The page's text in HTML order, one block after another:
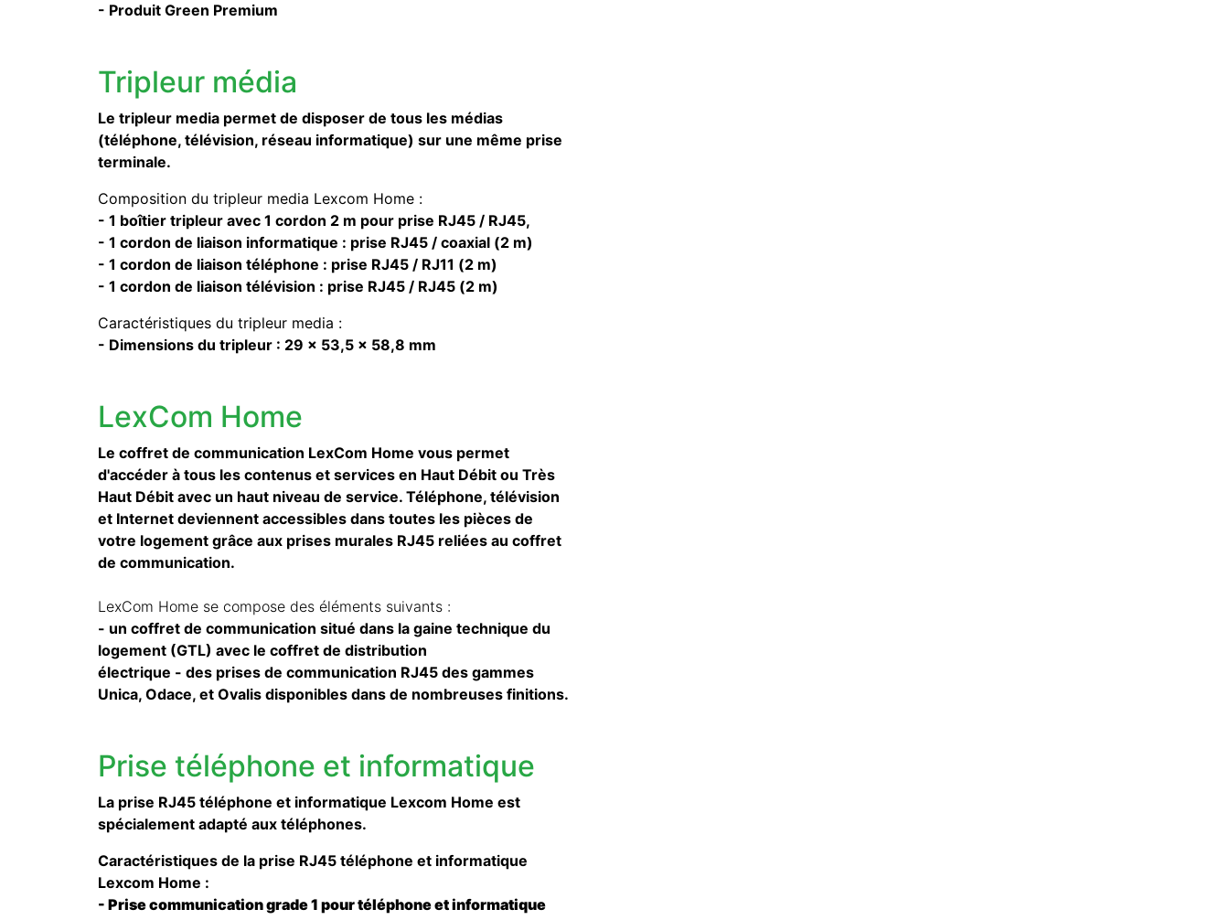
- Produit Green Premium
Tripleur média
Le tripleur media permet de disposer de tous les médias
(téléphone, télévision, réseau informatique) sur une même prise
terminale.
Composition du tripleur media Lexcom Home :
- 1 boîtier tripleur avec 1 cordon 2 m pour prise RJ45 / RJ45,
- 1 cordon de liaison informatique : prise RJ45 / coaxial (2 m)
- 1 cordon de liaison téléphone : prise RJ45 / RJ11 (2 m)
- 1 cordon de liaison télévision : prise RJ45 / RJ45 (2 m)
Caractéristiques du tripleur media :
- Dimensions du tripleur : 29 x 53,5 x 58,8 mm
LexCom Home
Le coffret de communication LexCom Home vous permet
d'accéder à tous les contenus et services en Haut Débit ou Très
Haut Débit avec un haut niveau de service. Téléphone, télévision
et Internet deviennent accessibles dans toutes les pièces de
votre logement grâce aux prises murales RJ45 reliées au coffret
de communication.
LexCom Home se compose des éléments suivants :
- un coffret de communication situé dans la gaine technique du
logement (GTL) avec le coffret de distribution
électrique - des prises de communication RJ45 des gammes
Unica, Odace, et Ovalis disponibles dans de nombreuses finitions.
Prise téléphone et informatique
La prise RJ45 téléphone et informatique Lexcom Home est
spécialement adapté aux téléphones.
Caractéristiques de la prise RJ45 téléphone et informatique
Lexcom Home :
- Prise communication grade 1 pour téléphone et informatique